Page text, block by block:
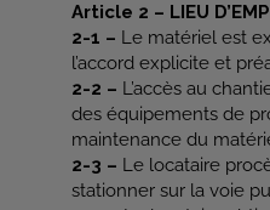
Article 2 – LIEU
2-1 – Le matériel est
l’accord explicite et
2-2 – L’accès au
des équipements de
maintenance du
2-3 – Le locataire
stationner sur la voie